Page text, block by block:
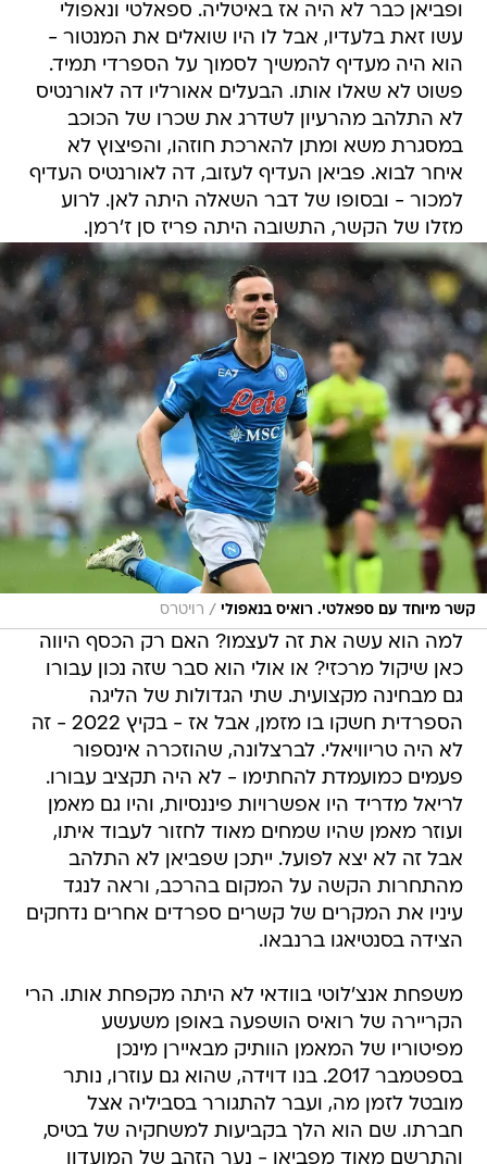
ופביאן כבר לא היה אז באיטליה. ספאלטי ונאפולי
עשו זאת בלעדיו, אבל לו היו שואלים את המנטור -
הוא היה מעדיף להמשיך לסמוך על הספרדי תמיד.
פשוט לא שאלו אותו. הבעלים אאורליו דה לאורנטיס
לא התלהב מהרעיון לשדרג את שכרו של הכוכב
במסגרת משא ומתן להארכת חוזהו, והפיצוץ לא
איחר לבוא. פביאן העדיף לעזוב, דה לאורנטיס העדיף
למכור - ובסופו של דבר השאלה היתה לאן. לרוע
מזלו של הקשר, התשובה היתה פריז סן ז'רמן.
קשר מיוחד עם ספאלטי. רואיס בנאפולי / רויטרס
למה הוא עשה את זה לעצמו? האם רק הכסף היווה
כאן שיקול מרכזי? או אולי הוא סבר שזה נכון עבורו
גם מבחינה מקצועית. שתי הגדולות של הליגה
הספרדית חשקו בו מזמן, אבל אז - בקיץ 2022 - זה
לא היה טריוויאלי. לברצלונה, שהוזכרה אינספור
פעמים כמועמדת להחתימו - לא היה תקציב עבורו.
לריאל מדריד היו אפשרויות פיננסיות, והיו גם מאמן
ועוזר מאמן שהיו שמחים מאוד לחזור לעבוד איתו,
אבל זה לא יצא לפועל. ייתכן שפביאן לא התלהב
מהתחרות הקשה על המקום בהרכב, וראה לנגד
עיניו את המקרים של קשרים ספרדים אחרים נדחקים
הצידה בסנטיאגו ברנבאו.
משפחת אנצ'לוטי בוודאי לא היתה מקפחת אותו. הרי
הקריירה של רואיס הושפעה באופן משעשע
מפיטוריו של המאמן הוותיק מבאיירן מינכן
בספטמבר 2017. בנו דוידה, שהוא גם עוזרו, נותר
מובטל לזמן מה, ועבר להתגורר בסביליה אצל
חברתו. שם הוא הלך בקביעות למשחקיה של בטיס,
והתרשם מאוד מפביאן - נער הזהב של המועדון